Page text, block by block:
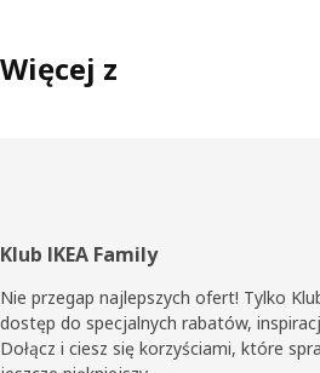
Więcej z
Stopka
Klub IKEA Family
Nie przegap najlepszych ofert! Tylko
dostęp do specjalnych rabatów,
Dołącz i ciesz się korzyściami, które